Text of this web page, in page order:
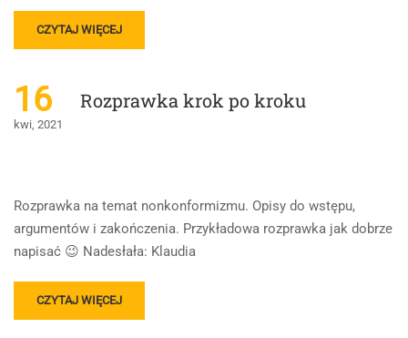
READ
MORE
FUNKCJE
JĘZYKA
CZYTAJ WIĘCEJ
16
kwi, 2021
Rozprawka krok po kroku
Rozprawka na temat nonkonformizmu. Opisy do wstępu,
argumentów i zakończenia. Przykładowa rozprawka jak dobrze
napisać 😉 Nadesłała: Klaudia
READ
MORE
CZYTAJ WIĘCEJ